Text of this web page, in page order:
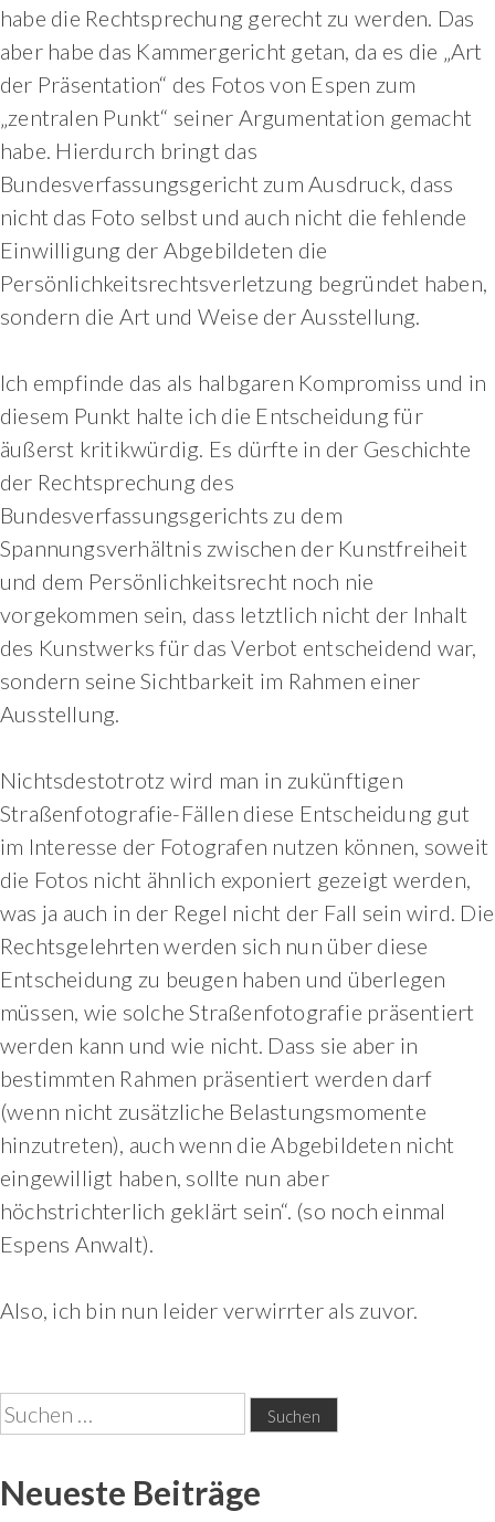
habe die Rechtsprechung gerecht zu werden. Das
aber habe das Kammergericht getan, da es die „Art
der Präsentation“ des Fotos von Espen zum
„zentralen Punkt“ seiner Argumentation gemacht
habe. Hierdurch bringt das
Bundesverfassungsgericht zum Ausdruck, dass
nicht das Foto selbst und auch nicht die fehlende
Einwilligung der Abgebildeten die
Persönlichkeitsrechtsverletzung begründet haben,
sondern die Art und Weise der Ausstellung.
Ich empfinde das als halbgaren Kompromiss und in
diesem Punkt halte ich die Entscheidung für
äußerst kritikwürdig. Es dürfte in der Geschichte
der Rechtsprechung des
Bundesverfassungsgerichts zu dem
Spannungsverhältnis zwischen der Kunstfreiheit
und dem Persönlichkeitsrecht noch nie
vorgekommen sein, dass letztlich nicht der Inhalt
des Kunstwerks für das Verbot entscheidend war,
sondern seine Sichtbarkeit im Rahmen einer
Ausstellung.
Nichtsdestotrotz wird man in zukünftigen
Straßenfotografie-Fällen diese Entscheidung gut
im Interesse der Fotografen nutzen können, soweit
die Fotos nicht ähnlich exponiert gezeigt werden,
was ja auch in der Regel nicht der Fall sein wird. Die
Rechtsgelehrten werden sich nun über diese
Entscheidung zu beugen haben und überlegen
müssen, wie solche Straßenfotografie präsentiert
werden kann und wie nicht. Dass sie aber in
bestimmten Rahmen präsentiert werden darf
(wenn nicht zusätzliche Belastungsmomente
hinzutreten), auch wenn die Abgebildeten nicht
eingewilligt haben, sollte nun aber
höchstrichterlich geklärt sein“. (so noch einmal
Espens Anwalt).
Also, ich bin nun leider verwirrter als zuvor.
Suchen
nach:
Neueste Beiträge